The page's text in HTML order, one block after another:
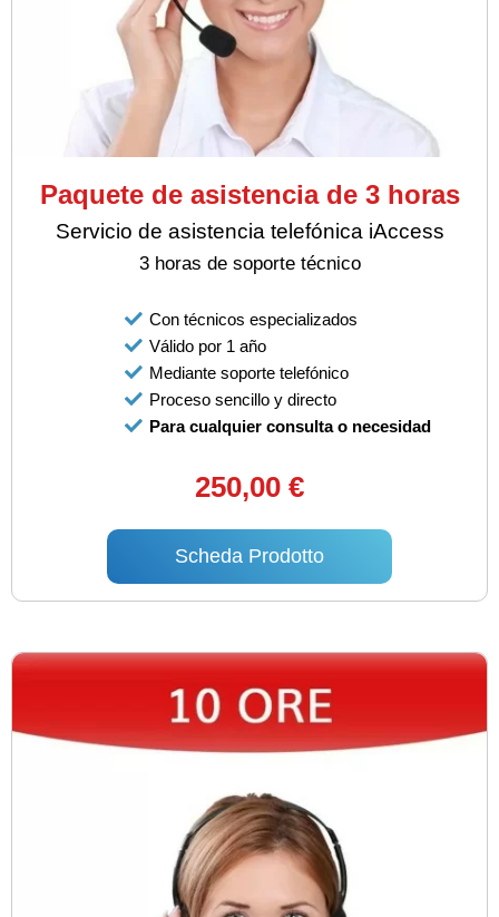
Paquete de asistencia de 3 horas
Servicio de asistencia telefónica iAccess
3 horas de soporte técnico
Con técnicos especializados
Válido por 1 año
Mediante soporte telefónico
Proceso sencillo y directo
Para cualquier consulta o necesidad
250,00 €
Scheda Prodotto